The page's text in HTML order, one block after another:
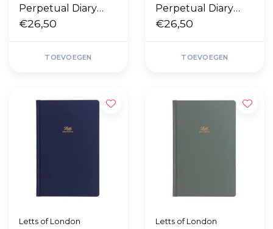
Perpetual Diary
"Pink"
€26,50
TOEVOEGEN
Perpetual Diary
"Red"
€26,50
TOEVOEGEN
Letts of London Letts of London